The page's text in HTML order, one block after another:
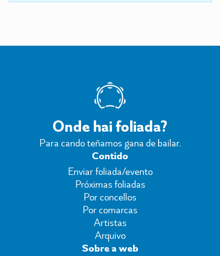
Onde hai foliada?
Para cando teñamos gana de bailar.
Contido
Enviar foliada/evento
Próximas foliadas
Por concellos
Por comarcas
Artistas
Arquivo
Sobre a web